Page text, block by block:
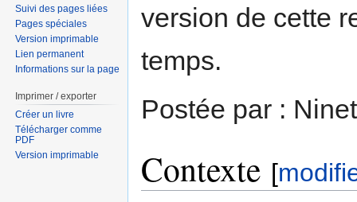
version de cette
temps.
Postée par :
Contexte [
Suivi des pages liées
Pages spéciales
Version imprimable
Lien permanent
Informations sur la page
Imprimer / exporter
Créer un livre
Télécharger comme
PDF
Version imprimable